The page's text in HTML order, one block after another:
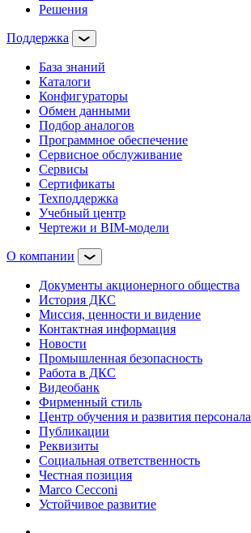
Решения
Поддержка
База знаний
Каталоги
Конфигураторы
Обмен данными
Подбор аналогов
Программное обеспечение
Сервисное обслуживание
Сервисы
Сертификаты
Техподдержка
Учебный центр
Чертежи и BIM-модели
О компании
Документы акционерного общества
История ДКС
Миссия, ценности и видение
Контактная информация
Новости
Промышленная безопасность
Работа в ДКС
Видеобанк
Фирменный стиль
Центр обучения и развития персонала
Публикации
Реквизиты
Социальная ответственность
Честная позиция
Marco Cecconi
Устойчивое развитие